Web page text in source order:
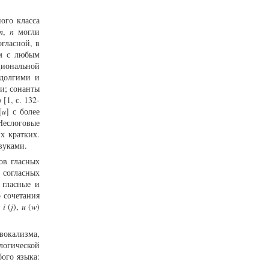
класса
, nмогли
в
с любым
и
сонанты
[1, с. 132-
u] с более
кратких.
гласных
и
i(j), u(w)
языка: